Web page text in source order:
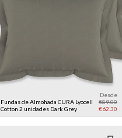
Fundas de Almohada CURA Lyocell
Cotton 2 unidades Dark Grey
Desde
€89.00
€62.30